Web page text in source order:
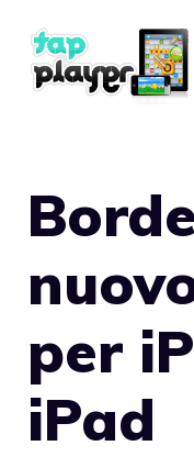
contenuto
per
iPad